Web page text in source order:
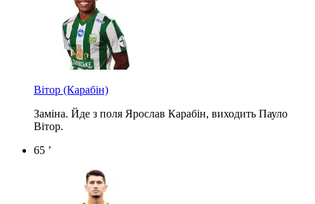
Вітор (Карабін)
Заміна. Йде з поля Ярослав Карабін, виходить Пауло
Вітор.
65 ’